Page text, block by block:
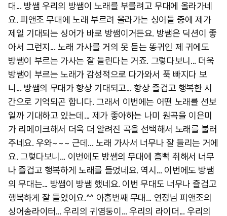
대... 방쌤 우리의 방쌤이 노래를 부를려고 무대에 올라가네
요. 피앤조 무대에 노래 부르려 올라가는 싱어들 중에 제가
제일 기대되는 싱어가 바로 방쌤이거든요. 방쌤은 딕션이 좋
아서 그런지... 노래 가사를 거의 못 듣는 똥귀인 제 귀에도
방쌤이 부르는 가사는 잘 들린다는 거죠. 그렇다보니... 더욱
방쌤이 부르는 노래가 감성적으로 다가와서 푹 빠지다 보
니... 방쌤의 무대가 항상 기대되고... 항상 즐겁고 행복한 시
간으로 기억되곤 합니다. 그래서 이번에는 어떤 노래를 선보
일까 기대하고 있는데... 제가 좋아하는 나미 원곡을 이은미
가 리메이크해서 더욱 더 알려진 곡을 선택해서 노래를 불러
주네요. 우와~~~ 근데... 노래 가사서 너무나 잘 들리는 거에
요. 그렇다보니... 이번에도 방쌤의 무대에 흠뻑 취해서 너무
나 즐겁고 행복하게 노래를 들었네요. 역시... 이번에도 방쌤
의 무대는... 방쌤이 방쌤 했네요. 이번 무대도 너무나 즐겁고
행복하게 잘 들었어요.^^ 아홉번째 무대... 연정님 피앤조의
싱어송라이터... 우리의 귀염둥이... 우리의 라이더... 우리의